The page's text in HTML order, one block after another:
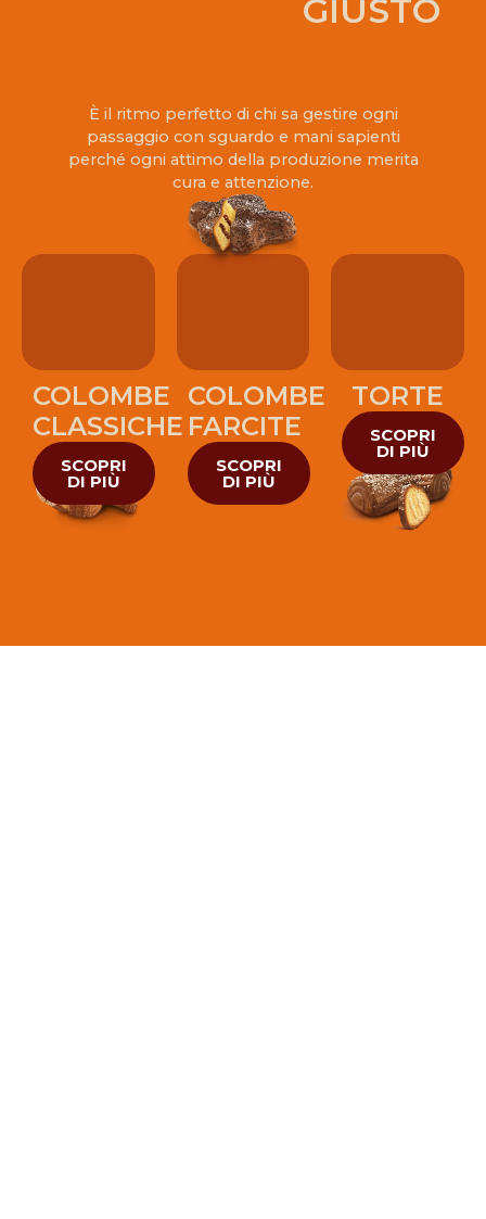
GIUSTO
È il ritmo perfetto di chi sa gestire ogni
passaggio con sguardo e mani sapienti
perché ogni attimo della produzione merita
cura e attenzione.
COLOMBE
CLASSICHE
SCOPRI
DI PIÙ
COLOMBE
FARCITE
SCOPRI
DI PIÙ
TORTE
SCOPRI
DI PIÙ